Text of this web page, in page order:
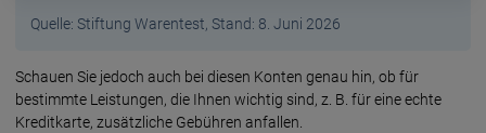
Quelle: Stiftung Warentest, Stand: 8. Juni 2026
Schauen Sie jedoch auch bei diesen Konten genau hin, ob für
bestimmte Leistungen, die Ihnen wichtig sind, z. B. für eine echte
Kredit­karte, zusätz­liche Gebühren anfallen.